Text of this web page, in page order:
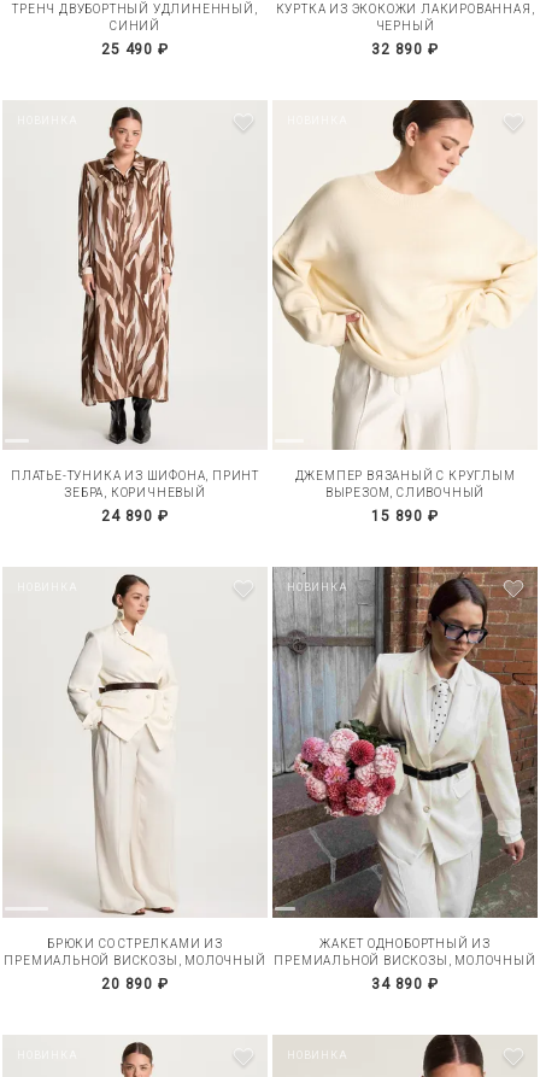
ТРЕНЧ ДВУБОРТНЫЙ УДЛИНЕННЫЙ,
СИНИЙ
25 490 ₽
КУРТКА ИЗ ЭКОКОЖИ ЛАКИРОВАННАЯ,
ЧЕРНЫЙ
32 890 ₽
ПЛАТЬЕ-ТУНИКА ИЗ ШИФОНА, ПРИНТ
ЗЕБРА, КОРИЧНЕВЫЙ
24 890 ₽
ДЖЕМПЕР ВЯЗАНЫЙ С КРУГЛЫМ
ВЫРЕЗОМ, СЛИВОЧНЫЙ
15 890 ₽
БРЮКИ СО СТРЕЛКАМИ ИЗ
ПРЕМИАЛЬНОЙ ВИСКОЗЫ, МОЛОЧНЫЙ
20 890 ₽
НОВИНКА
ЖАКЕТ ОДНОБОРТНЫЙ ИЗ
ПРЕМИАЛЬНОЙ ВИСКОЗЫ, МОЛОЧНЫЙ
34 890 ₽
НОВИНКА